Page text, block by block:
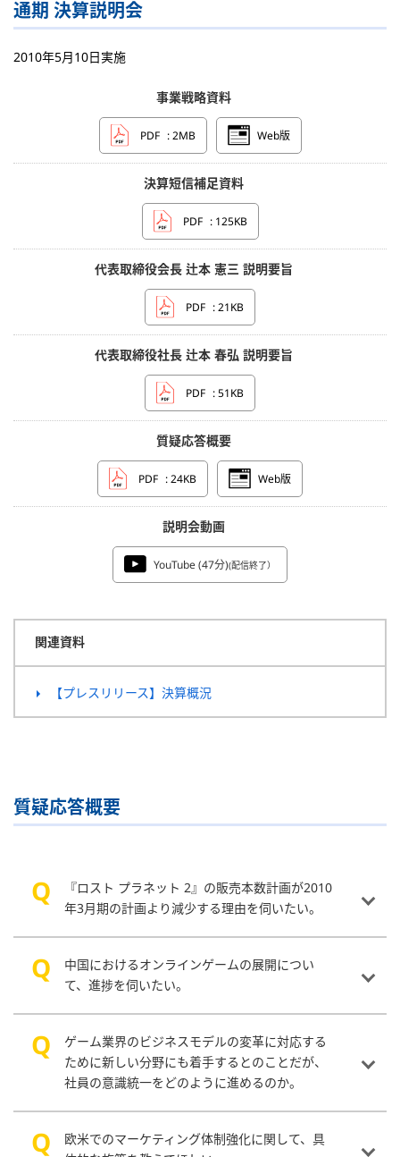
通期 決算説明会
2010年5月10日実施
事業戦略資料
PDF : 2MB Web版
決算短信補足資料
PDF : 125KB
代表取締役会長 辻本 憲三 説明要旨
PDF : 21KB
代表取締役社長 辻本 春弘 説明要旨
PDF : 51KB
質疑応答概要
PDF : 24KB Web版
説明会動画
YouTube (47分)(配信終了）
関連資料
【プレスリリース】決算概況
質疑応答概要
『ロスト プラネット 2』の販売本数計画が2010
年3月期の計画より減少する理由を伺いたい。
中国におけるオンラインゲームの展開につい
て、進捗を伺いたい。
ゲーム業界のビジネスモデルの変革に対応する
ために新しい分野にも着手するとのことだが、
社員の意識統一をどのように進めるのか。
欧米でのマーケティング体制強化に関して、具